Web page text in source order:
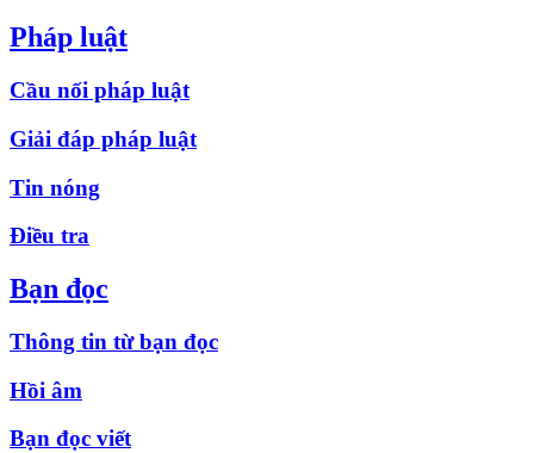
Pháp luật
Cầu nối pháp luật
Giải đáp pháp luật
Tin nóng
Điều tra
Bạn đọc
Thông tin từ bạn đọc
Hồi âm
Bạn đọc viết